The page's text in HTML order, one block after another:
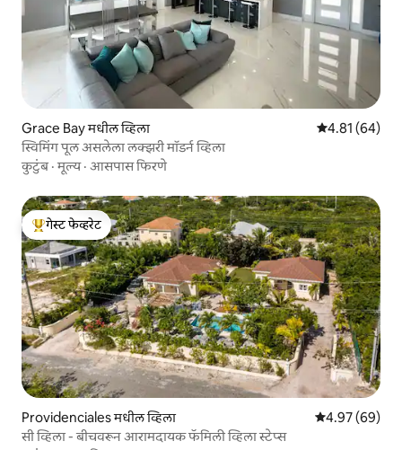
Grace Bay मधील व्हिला 5 पैकी 4.81
4.81 (64)
स्विमिंग पूल असलेला लक्झरी मॉडर्न व्हिला
कुटुंब·मूल्य· आसपास फिरणे
टॉप गेस्ट फेव्हरेट
गेस्ट फेव्हरेट
Providenciales मधील व्हिला 5 पैकी 4.97
4.97 (69)
सी व्हिला - बीचवरून आरामदायक फॅमिली व्हिला स्टेप्स